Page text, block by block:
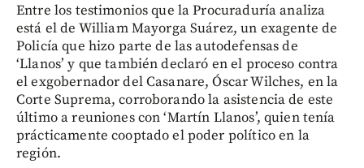
Entre los testimonios que la Procuraduría analiza
está el de William Mayorga Suárez, un exagente de
Policía que hizo parte de las autodefensas de
‘Llanos’ y que también declaró en el proceso contra
el exgobernador del Casanare, Óscar Wilches, en la
Corte Suprema, corroborando la asistencia de este
último a reuniones con ‘Martín Llanos’, quien tenía
prácticamente cooptado el poder político en la
región.